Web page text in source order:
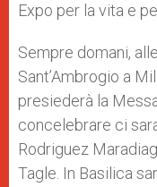
Expo per la vita e
Sempre domani,
Sant’Ambrogio a
presiederà la
concelebrare ci
Rodriguez
Tagle. In Basilica